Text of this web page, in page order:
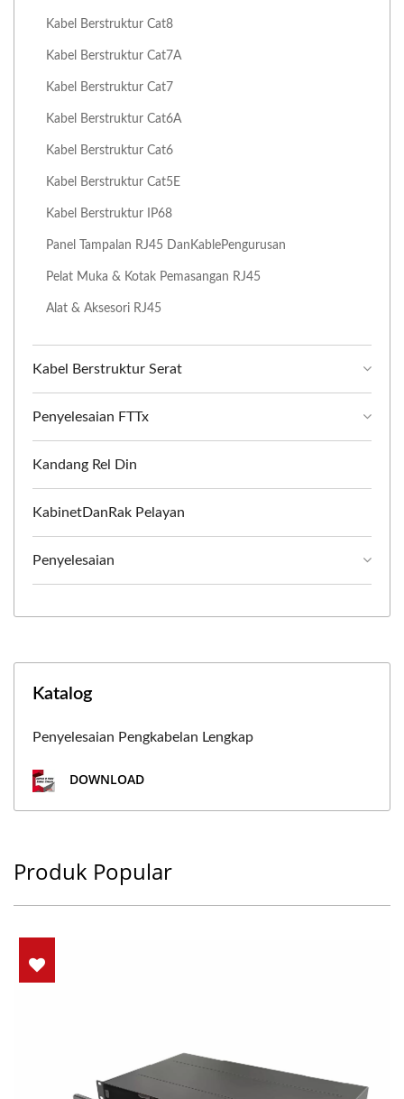
Kabel Berstruktur Cat8
Kabel Berstruktur Cat7A
Kabel Berstruktur Cat7
Kabel Berstruktur Cat6A
Kabel Berstruktur Cat6
Kabel Berstruktur Cat5E
Kabel Berstruktur IP68
Panel Tampalan RJ45 DanKablePengurusan
Pelat Muka & Kotak Pemasangan RJ45
Alat & Aksesori RJ45
Kabel Berstruktur Serat
Penyelesaian FTTx
Kandang Rel Din
KabinetDanRak Pelayan
Penyelesaian
Katalog
Penyelesaian Pengkabelan Lengkap
DOWNLOAD
Produk Popular